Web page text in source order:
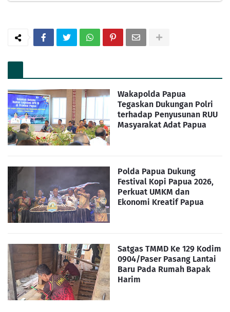
Wakapolda Papua
Tegaskan Dukungan Polri
terhadap Penyusunan RUU
Masyarakat Adat Papua
Polda Papua Dukung
Festival Kopi Papua 2026,
Perkuat UMKM dan
Ekonomi Kreatif Papua
Satgas TMMD Ke 129 Kodim
0904/Paser Pasang Lantai
Baru Pada Rumah Bapak
Harim